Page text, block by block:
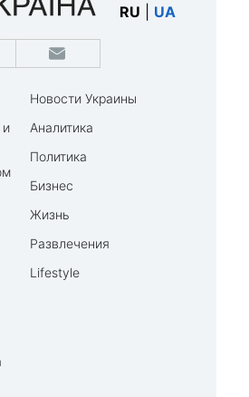
RU UA
и
Новости Украины
Аналитика
Политика
Бизнес
Жизнь
Развлечения
Lifestyle